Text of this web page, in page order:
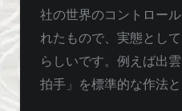
社の世界のコントロー
れたもので、実態とし
らしいです。例えば出
拍手」を標準的な作法と